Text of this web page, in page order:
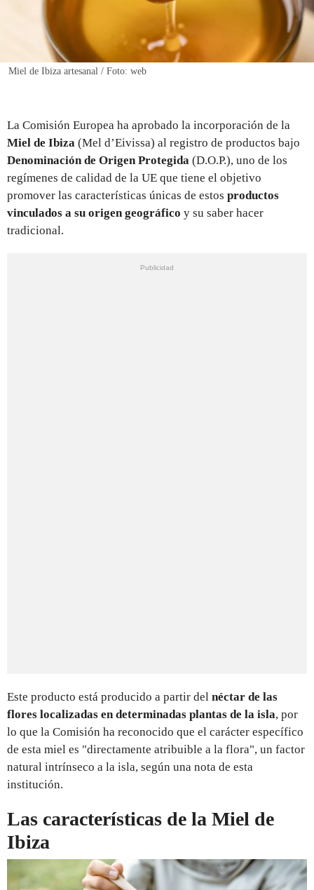
Miel de Ibiza artesanal / Foto: web
La Comisión Europea ha aprobado la incorporación de la
Miel de Ibiza (Mel d’Eivissa) al registro de productos bajo
Denominación de Origen Protegida (D.O.P.), uno de los
regímenes de calidad de la UE que tiene el objetivo
promover las características únicas de estos productos
vinculados a su origen geográfico y su saber hacer
tradicional.
Este producto está producido a partir del néctar de las
flores localizadas en determinadas plantas de la isla, por
lo que la Comisión ha reconocido que el carácter específico
de esta miel es "directamente atribuible a la flora", un factor
natural intrínseco a la isla, según una nota de esta
institución.
Las características de la Miel de
Ibiza